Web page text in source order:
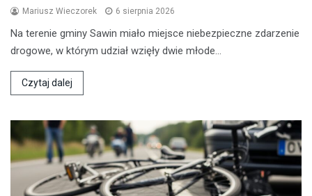
Mariusz Wieczorek 6 sierpnia 2026
Na terenie gminy Sawin miało miejsce niebezpieczne zdarzenie
drogowe, w którym udział wzięły dwie młode…
Czytaj dalej